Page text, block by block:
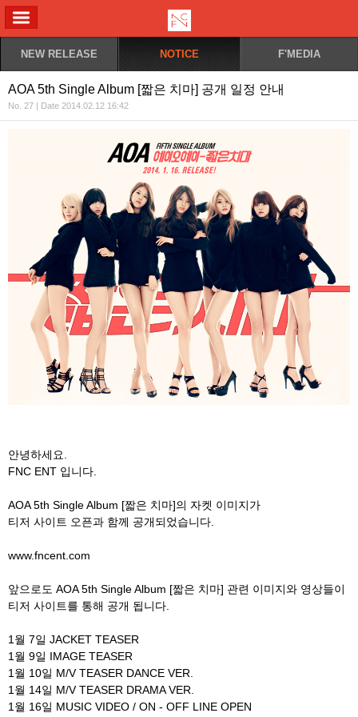
NEW RELEASE NOTICE F'MEDIA
AOA 5th Single Album [짧은 치마] 공개 일정 안내
No. 27 | Date 2014.02.12 16:42
안녕하세요.
FNC ENT 입니다.
AOA 5th Single Album [짧은 치마]의 자켓 이미지가
티저 사이트 오픈과 함께 공개되었습니다.
www.fncent.com
앞으로도 AOA 5th Single Album [짧은 치마] 관련 이미지와 영상들이
티저 사이트를 통해 공개 됩니다.
1월 7일 JACKET TEASER
1월 9일 IMAGE TEASER
1월 10일 M/V TEASER DANCE VER.
1월 14일 M/V TEASER DRAMA VER.
1월 16일 MUSIC VIDEO / ON - OFF LINE OPEN